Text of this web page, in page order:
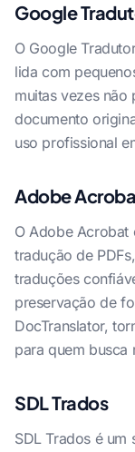
Google
O Google
lida com
muitas vezes
documento
uso profissional
Adobe
O Adobe Acrobat
tradução de
traduções
preservação de
DocTranslator,
para quem busca
SDL Trados
SDL Trados é